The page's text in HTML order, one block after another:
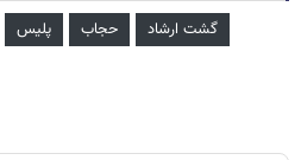
گشت ارشاد حجاب پلیس